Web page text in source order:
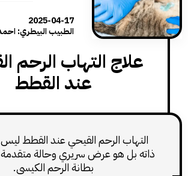
2025-04-17
الطبيب البيطري: احمد محلي
التهاب الرحم القيحي
عند القطط
الرحم القيحي عند القطط ليس مرضاً بحد
بل هو عرض سريري وحالة متقدمة لمرض تكاثر
بطانة الرحم الكيسي.